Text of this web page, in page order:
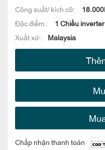
Công suất/ kích cỡ:
Đặc điểm :
1 Chiều inverter
Xuất xứ:
Malaysia
Chấp nhận thanh toán